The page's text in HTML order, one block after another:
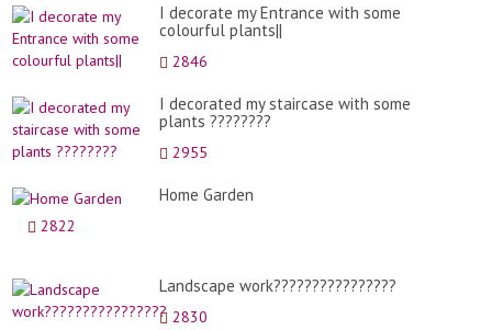
I decorate my Entrance with some
colourful plants||
2846
I decorated my staircase with some
plants ????????
2955
Home Garden
2822
Landscape work????????????????
2830